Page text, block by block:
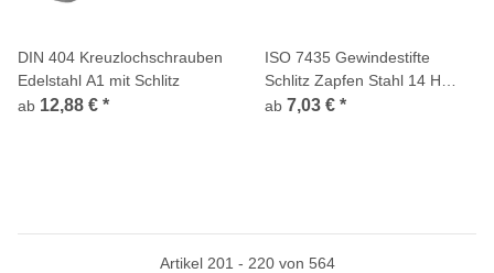
DIN 404 Kreuzlochschrauben
Edelstahl A1 mit Schlitz
ab 12,88 € *
ISO 7435 Gewindestifte
Schlitz Zapfen Stahl 14 H
blank
ab 7,03 € *
Artikel 201 - 220 von 564